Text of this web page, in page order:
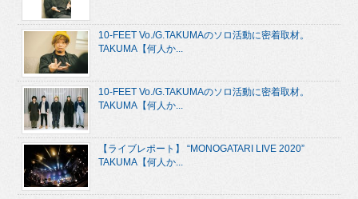
10-FEET Vo./G.TAKUMAのソロ活動に密着取材。
TAKUMA【何人か...
10-FEET Vo./G.TAKUMAのソロ活動に密着取材。
TAKUMA【何人か...
【ライブレポート】 “MONOGATARI LIVE 2020”
TAKUMA【何人か...